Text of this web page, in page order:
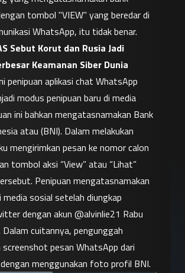
tombol "VIEW" yang beredar di
WhatsApp, itu tidak benar.
Sebut Korut dan Rusia Jadi
Keamanan Siber Dunia
penipuan aplikasi chat WhatsApp
modus penipuan baru di media
ini bahkan mengatasnamakan Bank
atau (BNI). Dalam melakukan
mengirimkan pesan ke nomor calon
tombol aksi “View” atau “Lihat”
Penipuan mengatasnamakan
media sosial setelah diungkap
dengan akun @alvinlie21 Rabu
cuitannya, pengunggah
pesan WhatsApp dari
menggunakan foto profil BNI.